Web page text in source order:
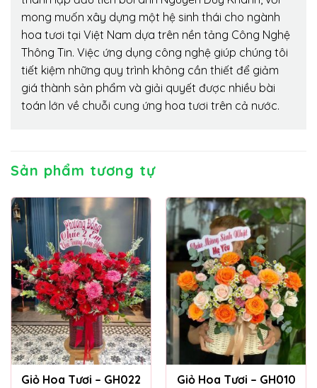
mong muốn xây dựng một hệ sinh thái cho ngành
hoa tươi tại Việt Nam dựa trên nền tảng Công Nghệ
Thông Tin. Việc ứng dụng công nghệ giúp chúng tôi
tiết kiệm những quy trình không cần thiết để giảm
giá thành sản phẩm và giải quyết được nhiều bài
toán lớn về chuỗi cung ứng hoa tươi trên cả nước.
Sản phẩm tương tự
Giỏ Hoa Tươi – GH022 Giỏ Hoa Tươi – GH010